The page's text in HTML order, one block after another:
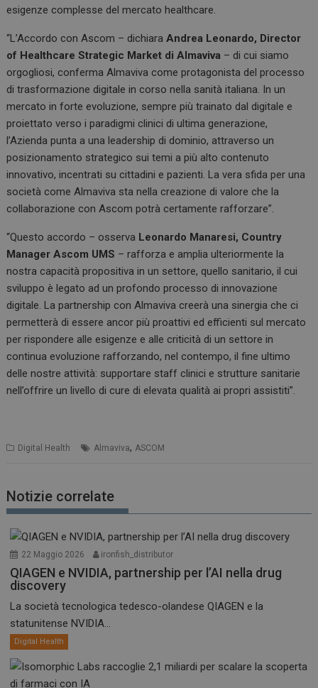
esigenze complesse del mercato healthcare.
“L’Accordo con Ascom – dichiaraAndrea Leonardo, Director
of Healthcare Strategic Market di Almaviva – di cui siamo
orgogliosi, conferma Almaviva come protagonista del processo
di trasformazione digitale in corso nella sanità italiana. In un
mercato in forte evoluzione, sempre più trainato dal digitale e
proiettato verso i paradigmi clinici di ultima generazione,
l’Azienda punta a una leadership di dominio, attraverso un
posizionamento strategico sui temi a più alto contenuto
innovativo, incentrati su cittadini e pazienti. La vera sfida per una
società come Almaviva sta nella creazione di valore che la
collaborazione con Ascom potrà certamente rafforzare”.
“Questo accordo – osserva Leonardo Manaresi, Country
Manager Ascom UMS – rafforza e amplia ulteriormente la
nostra capacità propositiva in un settore, quello sanitario, il cui
sviluppo è legato ad un profondo processo di innovazione
digitale. La partnership con Almaviva creerà una sinergia che ci
permetterà di essere ancor più proattivi ed efficienti sul mercato
per rispondere alle esigenze e alle criticità di un settore in
continua evoluzione rafforzando, nel contempo, il fine ultimo
delle nostre attività: supportare staff clinici e strutture sanitarie
nell’offrire un livello di cure di elevata qualità ai propri assistiti”.
Digital Health Almaviva, ASCOM
Notizie correlate
22 Maggio 2026 ironfish_distributor
QIAGEN e NVIDIA, partnership per l’AI nella drug
discovery
La società tecnologica tedesco-olandese QIAGEN e la
statunitense NVIDIA...
Digital Health